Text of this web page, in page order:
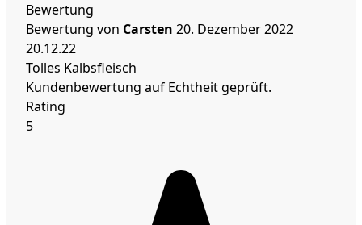
Bewertung
Bewertung von Carsten 20. Dezember 2022
20.12.22
Tolles Kalbsfleisch
Kundenbewertung auf Echtheit geprüft.
Rating
5